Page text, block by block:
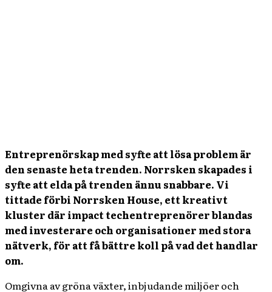
Entreprenörskap med syfte att lösa problem är
den senaste heta trenden. Norrsken skapades i
syfte att elda på trenden ännu snabbare. Vi
tittade förbi Norrsken House, ett kreativt
kluster där impact techentreprenörer blandas
med investerare och organisationer med stora
nätverk, för att få bättre koll på vad det handlar
om.
Omgivna av gröna växter, inbjudande miljöer och